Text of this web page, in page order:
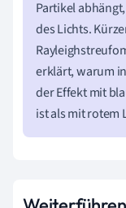
Partikel
des Lichts.
erklärt, warum
der Effekt mit
ist als mit rotem